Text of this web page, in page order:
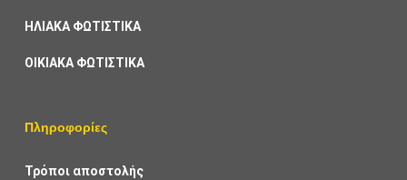
ΗΛΙΑΚΑ ΦΩΤΙΣΤΙΚΑ
ΟΙΚΙΑΚΑ ΦΩΤΙΣΤΙΚΑ
Πληροφορίες
Τρόποι αποστολής